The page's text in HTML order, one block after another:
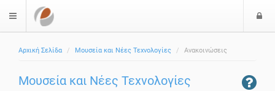
$langMenu
Αρχική Σελίδα Μουσεία και Νέες Τεχνολογίες Ανακοινώσεις
Μουσεία και Νέες Τεχνολογίες